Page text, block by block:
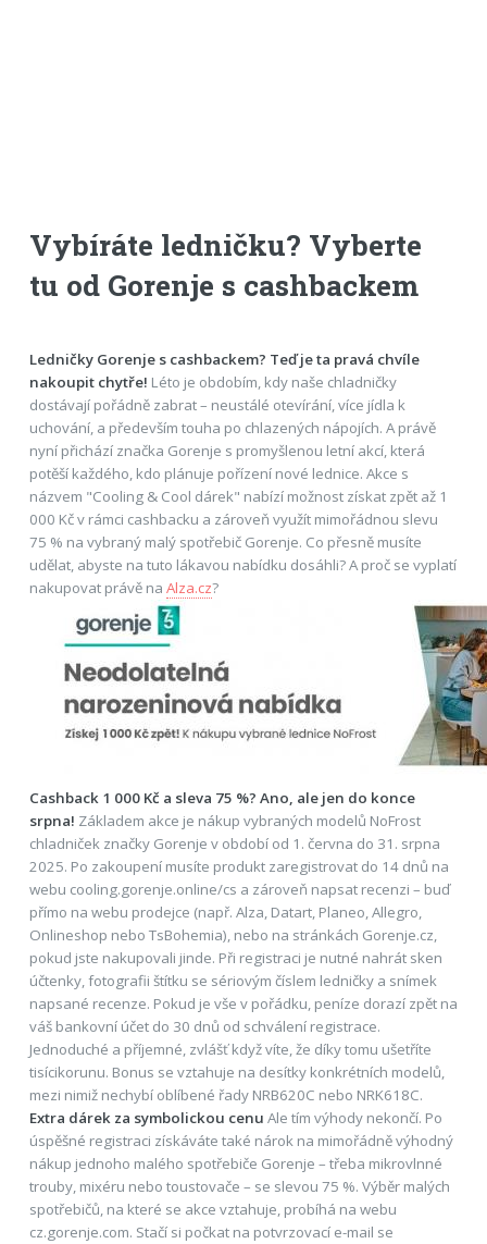
Vybíráte ledničku? Vyberte
tu od Gorenje s cashbackem
Ledničky Gorenje s cashbackem? Teď je ta pravá chvíle
nakoupit chytře! Léto je obdobím, kdy naše chladničky
dostávají pořádně zabrat – neustálé otevírání, více jídla k
uchování, a především touha po chlazených nápojích. A právě
nyní přichází značka Gorenje s promyšlenou letní akcí, která
potěší každého, kdo plánuje pořízení nové lednice. Akce s
názvem "Cooling & Cool dárek" nabízí možnost získat zpět až 1
000 Kč v rámci cashbacku a zároveň využít mimořádnou slevu
75 % na vybraný malý spotřebič Gorenje. Co přesně musíte
udělat, abyste na tuto lákavou nabídku dosáhli? A proč se vyplatí
nakupovat právě na Alza.cz?
Cashback 1 000 Kč a sleva 75 %? Ano, ale jen do konce
srpna! Základem akce je nákup vybraných modelů NoFrost
chladniček značky Gorenje v období od 1. června do 31. srpna
2025. Po zakoupení musíte produkt zaregistrovat do 14 dnů na
webu cooling.gorenje.online/cs a zároveň napsat recenzi – buď
přímo na webu prodejce (např. Alza, Datart, Planeo, Allegro,
Onlineshop nebo TsBohemia), nebo na stránkách Gorenje.cz,
pokud jste nakupovali jinde. Při registraci je nutné nahrát sken
účtenky, fotografii štítku se sériovým číslem ledničky a snímek
napsané recenze. Pokud je vše v pořádku, peníze dorazí zpět na
váš bankovní účet do 30 dnů od schválení registrace.
Jednoduché a příjemné, zvlášť když víte, že díky tomu ušetříte
tisícikorunu. Bonus se vztahuje na desítky konkrétních modelů,
mezi nimiž nechybí oblíbené řady NRB620C nebo NRK618C.
Extra dárek za symbolickou cenu Ale tím výhody nekončí. Po
úspěšné registraci získáváte také nárok na mimořádně výhodný
nákup jednoho malého spotřebiče Gorenje – třeba mikrovlnné
trouby, mixéru nebo toustovače – se slevou 75 %. Výběr malých
spotřebičů, na které se akce vztahuje, probíhá na webu
cz.gorenje.com. Stačí si počkat na potvrzovací e-mail se